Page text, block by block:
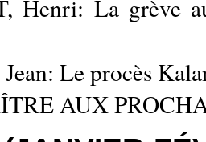
Henri: La grève
Le procès
AUX